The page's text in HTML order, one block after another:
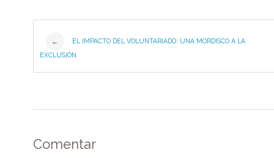
k
Post
navigation
←
EL IMPACTO DEL VOLUNTARIADO: UNA MORDISCO A LA
EXCLUSIÓN
Comentar